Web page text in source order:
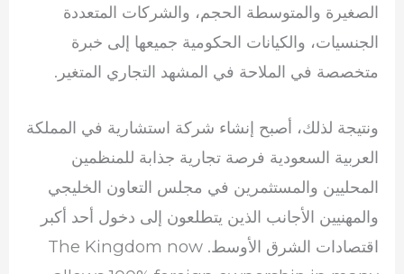
الصغيرة والمتوسطة الحجم، والشركات المتعددة
الجنسيات، والكيانات الحكومية جميعها إلى خبرة
متخصصة في الملاحة في المشهد التجاري المتغير.
ونتيجة لذلك، أصبح إنشاء شركة استشارية في المملكة
العربية السعودية فرصة تجارية جذابة للمنظمين
المحليين والمستثمرين في مجلس التعاون الخليجي
والمهنيين الأجانب الذين يتطلعون إلى دخول أحد أكبر
اقتصادات الشرق الأوسط. The Kingdom now